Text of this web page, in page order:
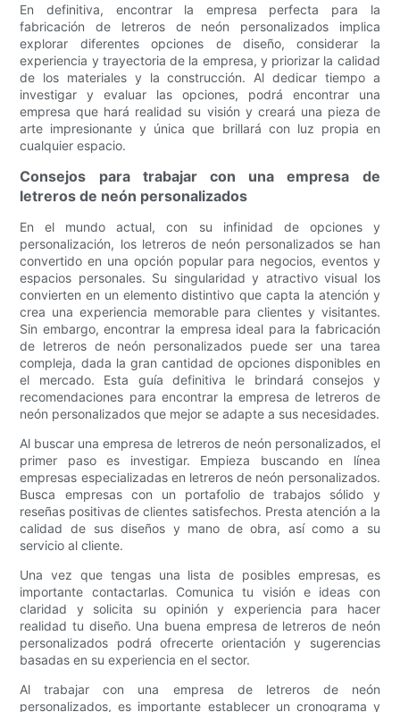
En definitiva, encontrar la empresa perfecta para la
fabricación de letreros de neón personalizados implica
explorar diferentes opciones de diseño, considerar la
experiencia y trayectoria de la empresa, y priorizar la calidad
de los materiales y la construcción. Al dedicar tiempo a
investigar y evaluar las opciones, podrá encontrar una
empresa que hará realidad su visión y creará una pieza de
arte impresionante y única que brillará con luz propia en
cualquier espacio.
Consejos para trabajar con una empresa de
letreros de neón personalizados
En el mundo actual, con su infinidad de opciones y
personalización, los letreros de neón personalizados se han
convertido en una opción popular para negocios, eventos y
espacios personales. Su singularidad y atractivo visual los
convierten en un elemento distintivo que capta la atención y
crea una experiencia memorable para clientes y visitantes.
Sin embargo, encontrar la empresa ideal para la fabricación
de letreros de neón personalizados puede ser una tarea
compleja, dada la gran cantidad de opciones disponibles en
el mercado. Esta guía definitiva le brindará consejos y
recomendaciones para encontrar la empresa de letreros de
neón personalizados que mejor se adapte a sus necesidades.
Al buscar una empresa de letreros de neón personalizados, el
primer paso es investigar. Empieza buscando en línea
empresas especializadas en letreros de neón personalizados.
Busca empresas con un portafolio de trabajos sólido y
reseñas positivas de clientes satisfechos. Presta atención a la
calidad de sus diseños y mano de obra, así como a su
servicio al cliente.
Una vez que tengas una lista de posibles empresas, es
importante contactarlas. Comunica tu visión e ideas con
claridad y solicita su opinión y experiencia para hacer
realidad tu diseño. Una buena empresa de letreros de neón
personalizados podrá ofrecerte orientación y sugerencias
basadas en su experiencia en el sector.
Al trabajar con una empresa de letreros de neón
personalizados, es importante establecer un cronograma y